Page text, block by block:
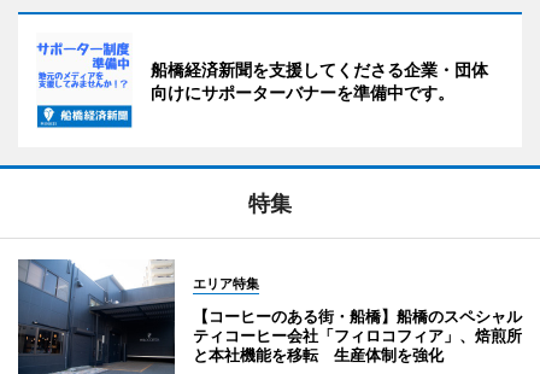
船橋経済新聞を支援してくださる企業・団体
向けにサポーターバナーを準備中です。
特集
エリア特集
【コーヒーのある街・船橋】船橋のスペシャル
ティコーヒー会社「フィロコフィア」、焙煎所
と本社機能を移転 生産体制を強化